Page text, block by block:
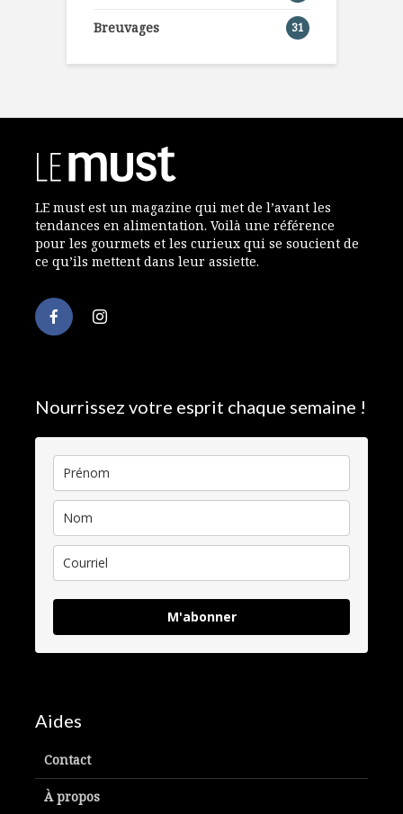
Breuvages 31
LE must est un magazine qui met de l’avant les
tendances en alimentation. Voilà une référence
pour les gourmets et les curieux qui se soucient de
ce qu’ils mettent dans leur assiette.
Nourrissez votre esprit chaque semaine !
M'abonner
Aides
Contact
À propos